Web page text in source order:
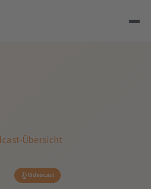
Übersicht
Videocast